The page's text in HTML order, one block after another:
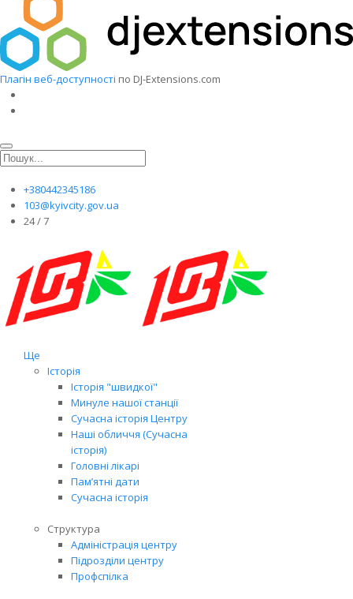
Плагін веб-доступності по DJ-Extensions.com
+380442345186
103@kyivcity.gov.ua
24 / 7
Ще
Історія
Історія "швидкої"
Минуле нашої станції
Сучасна історія Центру
Наші обличчя (Сучасна
історія)
Головні лікарі
Пам’ятні дати
Сучасна історія
Структура
Адміністрація центру
Підрозділи центру
Профспілка